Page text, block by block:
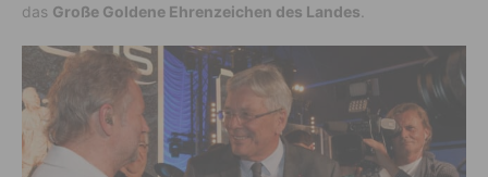
das Große Goldene Ehrenzeichen des Landes